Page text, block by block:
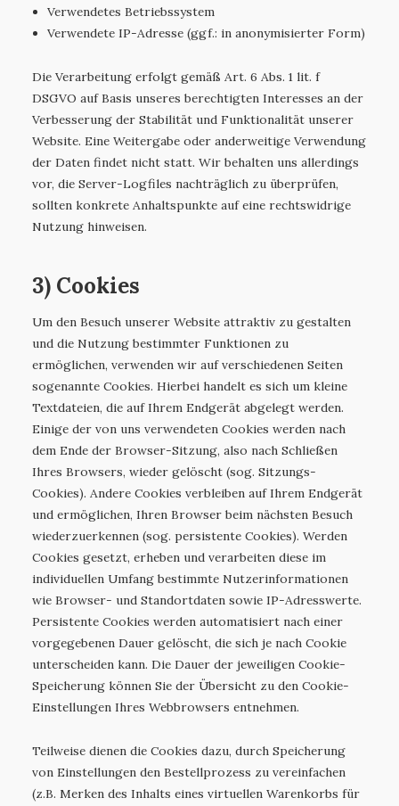
Verwendetes Betriebssystem
Verwendete IP-Adresse (ggf.: in anonymisierter Form)
Die Verarbeitung erfolgt gemäß Art. 6 Abs. 1 lit. f
DSGVO auf Basis unseres berechtigten Interesses an der
Verbesserung der Stabilität und Funktionalität unserer
Website. Eine Weitergabe oder anderweitige Verwendung
der Daten findet nicht statt. Wir behalten uns allerdings
vor, die Server-Logfiles nachträglich zu überprüfen,
sollten konkrete Anhaltspunkte auf eine rechtswidrige
Nutzung hinweisen.
3) Cookies
Um den Besuch unserer Website attraktiv zu gestalten
und die Nutzung bestimmter Funktionen zu
ermöglichen, verwenden wir auf verschiedenen Seiten
sogenannte Cookies. Hierbei handelt es sich um kleine
Textdateien, die auf Ihrem Endgerät abgelegt werden.
Einige der von uns verwendeten Cookies werden nach
dem Ende der Browser-Sitzung, also nach Schließen
Ihres Browsers, wieder gelöscht (sog. Sitzungs-
Cookies). Andere Cookies verbleiben auf Ihrem Endgerät
und ermöglichen, Ihren Browser beim nächsten Besuch
wiederzuerkennen (sog. persistente Cookies). Werden
Cookies gesetzt, erheben und verarbeiten diese im
individuellen Umfang bestimmte Nutzerinformationen
wie Browser- und Standortdaten sowie IP-Adresswerte.
Persistente Cookies werden automatisiert nach einer
vorgegebenen Dauer gelöscht, die sich je nach Cookie
unterscheiden kann. Die Dauer der jeweiligen Cookie-
Speicherung können Sie der Übersicht zu den Cookie-
Einstellungen Ihres Webbrowsers entnehmen.
Teilweise dienen die Cookies dazu, durch Speicherung
von Einstellungen den Bestellprozess zu vereinfachen
(z.B. Merken des Inhalts eines virtuellen Warenkorbs für